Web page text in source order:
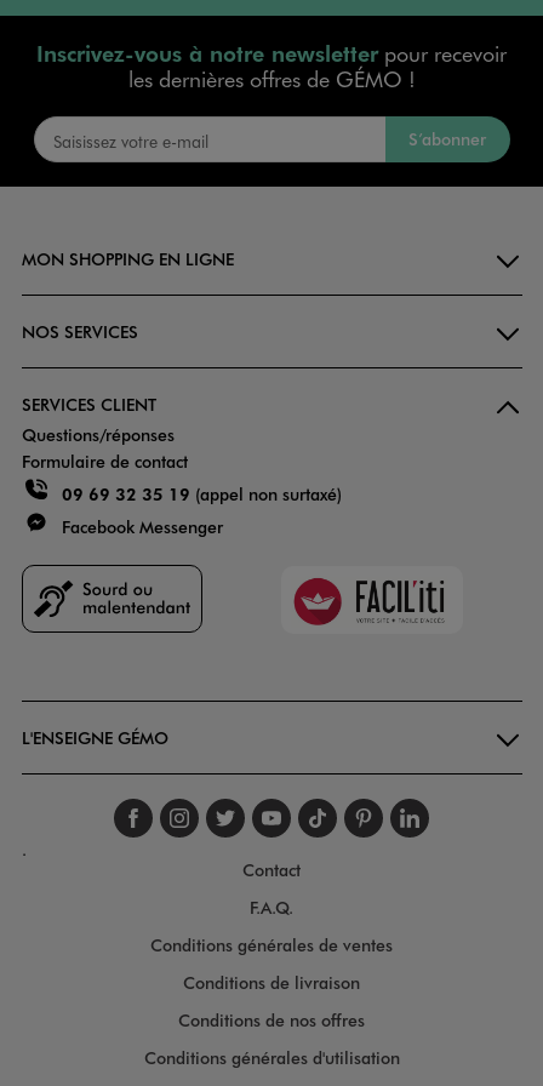
Inscrivez-vous à notre newsletterpour recevoir
les dernières offres de GÉMO !
S’abonner
MON SHOPPING EN LIGNE
NOS SERVICES
SERVICES CLIENT
Questions/réponses
Formulaire de contact
09 69 32 35 19 (appel non surtaxé)
Facebook Messenger
Faciliti
L'ENSEIGNE GÉMO
Suivez-nous sur
Suivez-nous sur
Suivez-nous sur
Suivez-nous
Suivez-nous
Suivez-
.
Contact
F.A.Q.
Conditions générales de ventes
Conditions de livraison
Conditions de nos offres
Conditions générales d'utilisation